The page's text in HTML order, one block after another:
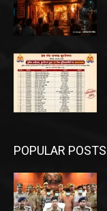
POPULAR POSTS